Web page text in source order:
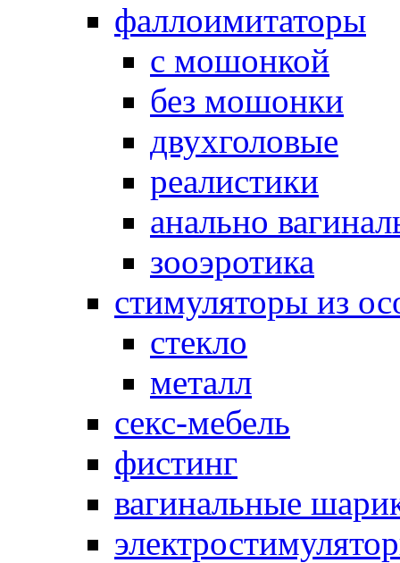
фаллоимитаторы
с мошонкой
без мошонки
двухголовые
реалистики
анально
зооэротика
стимуляторы из
стекло
металл
секс-мебель
фистинг
вагинальные